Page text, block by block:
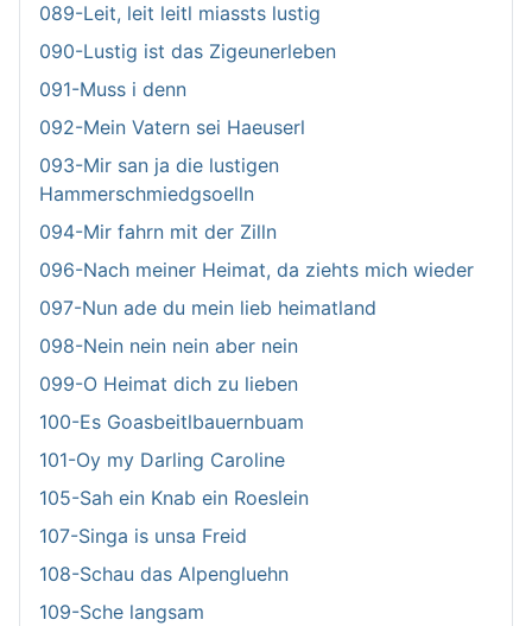
089-Leit, leit leitl miassts lustig
090-Lustig ist das Zigeunerleben
091-Muss i denn
092-Mein Vatern sei Haeuserl
093-Mir san ja die lustigen
Hammerschmiedgsoelln
094-Mir fahrn mit der Zilln
096-Nach meiner Heimat, da ziehts mich wieder
097-Nun ade du mein lieb heimatland
098-Nein nein nein aber nein
099-O Heimat dich zu lieben
100-Es Goasbeitlbauernbuam
101-Oy my Darling Caroline
105-Sah ein Knab ein Roeslein
107-Singa is unsa Freid
108-Schau das Alpengluehn
109-Sche langsam